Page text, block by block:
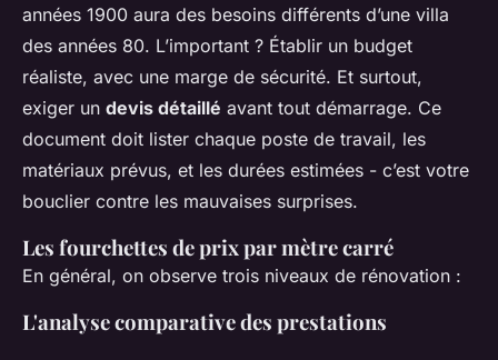
années 1900 aura des besoins différents d’une villa
des années 80. L’important ? Établir un budget
réaliste, avec une marge de sécurité. Et surtout,
exiger un devis détaillé avant tout démarrage. Ce
document doit lister chaque poste de travail, les
matériaux prévus, et les durées estimées - c’est votre
bouclier contre les mauvaises surprises.
Les fourchettes de prix par mètre carré
En général, on observe trois niveaux de rénovation :
L'analyse comparative des prestations